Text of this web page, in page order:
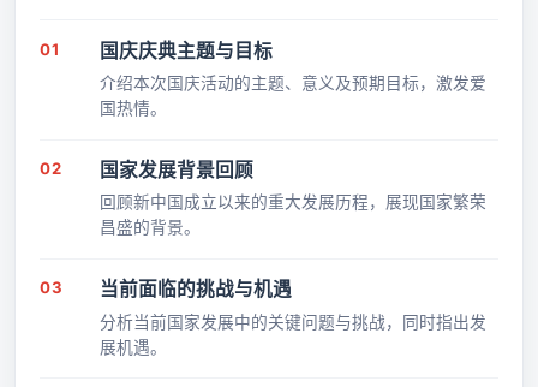
01 国庆庆典主题与目标
介绍本次国庆活动的主题、意义及预期目标，激发爱
国热情。
02 国家发展背景回顾
回顾新中国成立以来的重大发展历程，展现国家繁荣
昌盛的背景。
03 当前面临的挑战与机遇
分析当前国家发展中的关键问题与挑战，同时指出发
展机遇。